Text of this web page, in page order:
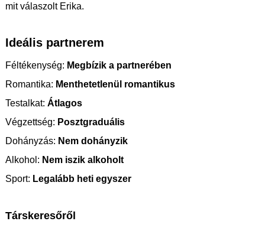
mit válaszolt Erika.
Ideális partnerem
Féltékenység: Megbízik a partnerében
Romantika: Menthetetlenül romantikus
Testalkat: Átlagos
Végzettség: Posztgraduális
Dohányzás: Nem dohányzik
Alkohol: Nem iszik alkoholt
Sport: Legalább heti egyszer
Társkeresőről